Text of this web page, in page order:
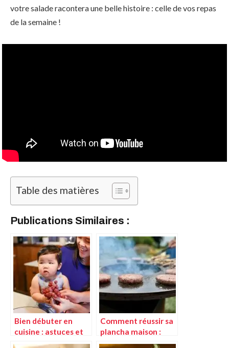
votre salade racontera une belle histoire : celle de vos repas
de la semaine !
Table des matières
Publications Similaires :
Bien débuter en
cuisine : astuces et
conseils pour les
Comment réussir sa
plancha maison :
conseils et astuces